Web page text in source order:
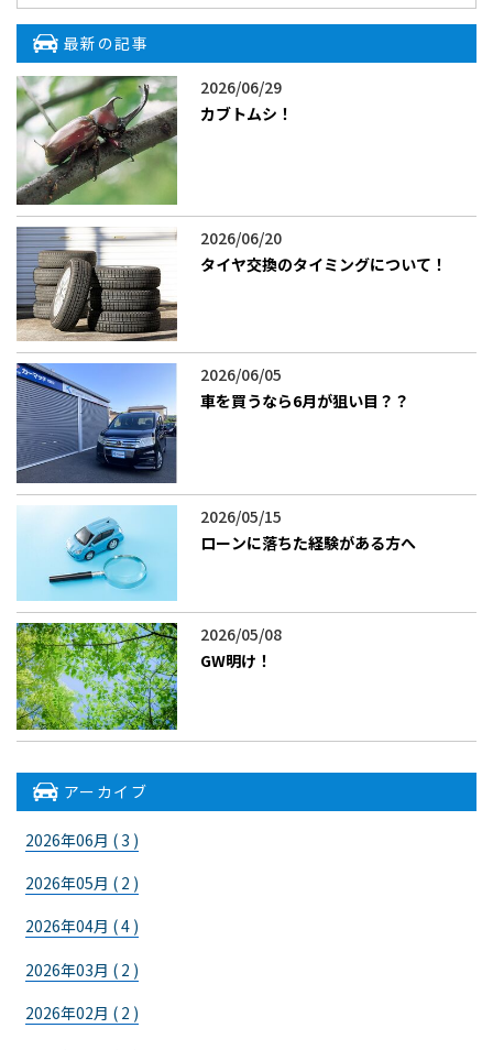
最新の記事
2026/06/29
カブトムシ！
2026/06/20
タイヤ交換のタイミングについて！
2026/06/05
車を買うなら6月が狙い目？？
2026/05/15
ローンに落ちた経験がある方へ
2026/05/08
GW明け！
アーカイブ
2026年06月 ( 3 )
2026年05月 ( 2 )
2026年04月 ( 4 )
2026年03月 ( 2 )
2026年02月 ( 2 )